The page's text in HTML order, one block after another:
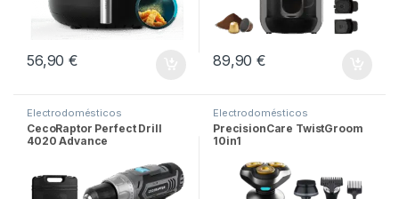
56,90€ 89,90€
Electrodomésticos
CecoRaptor Perfect Drill
4020 Advance
Electrodomésticos
PrecisionCare TwistGroom
10in1